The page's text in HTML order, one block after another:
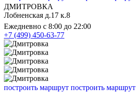
ДМИТРОВКА
Лобненская д.17 к.8
Ежедневно с 8:00 до 22:00
+7 (499) 450-63-77
построить маршрут построить маршрут